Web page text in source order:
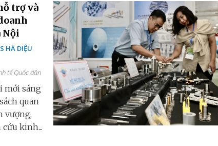
trợ và
Nội
HÀ DIỆU
tế Quốc dân
mới sáng
quan
vượng,
kinh...